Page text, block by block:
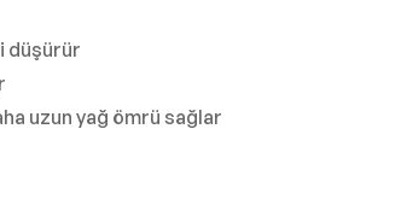
düşürür
uzun yağ ömrü sağlar